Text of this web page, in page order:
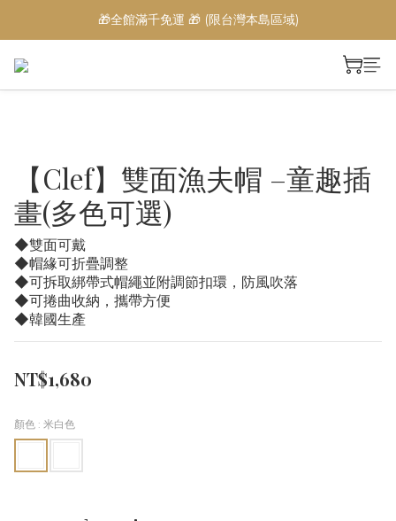
🎁全館滿千免運 🎁 (限台灣本島區域)
【Clef】雙面漁夫帽 –童趣插
畫(多色可選)
◆雙面可戴
◆帽緣可折疊調整
◆可拆取綁帶式帽繩並附調節扣環，防風吹落
◆可捲曲收納，攜帶方便
◆韓國生產
NT$1,680
顏色 : 米白色